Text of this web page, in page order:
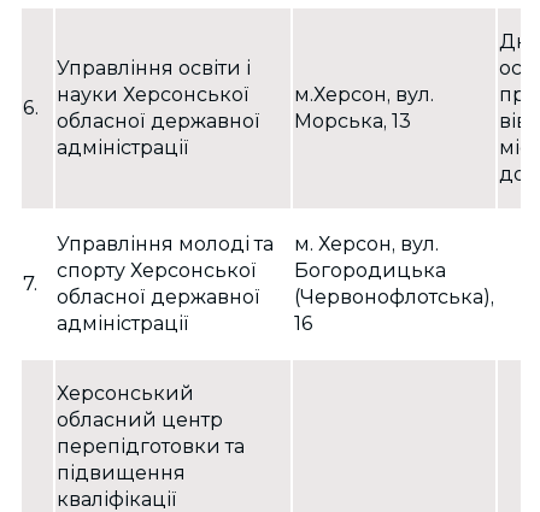
6.
Управління освіти і
науки Херсонської
обласної державної
адміністрації
м.Херсон, вул.
Морська, 13
Дні
до
7.
Управління молоді та
спорту Херсонської
обласної державної
адміністрації
м. Херсон, вул.
Богородицька
(Червонофлотська),
16
Херсонський
обласний центр
перепідготовки та
підвищення
кваліфікації